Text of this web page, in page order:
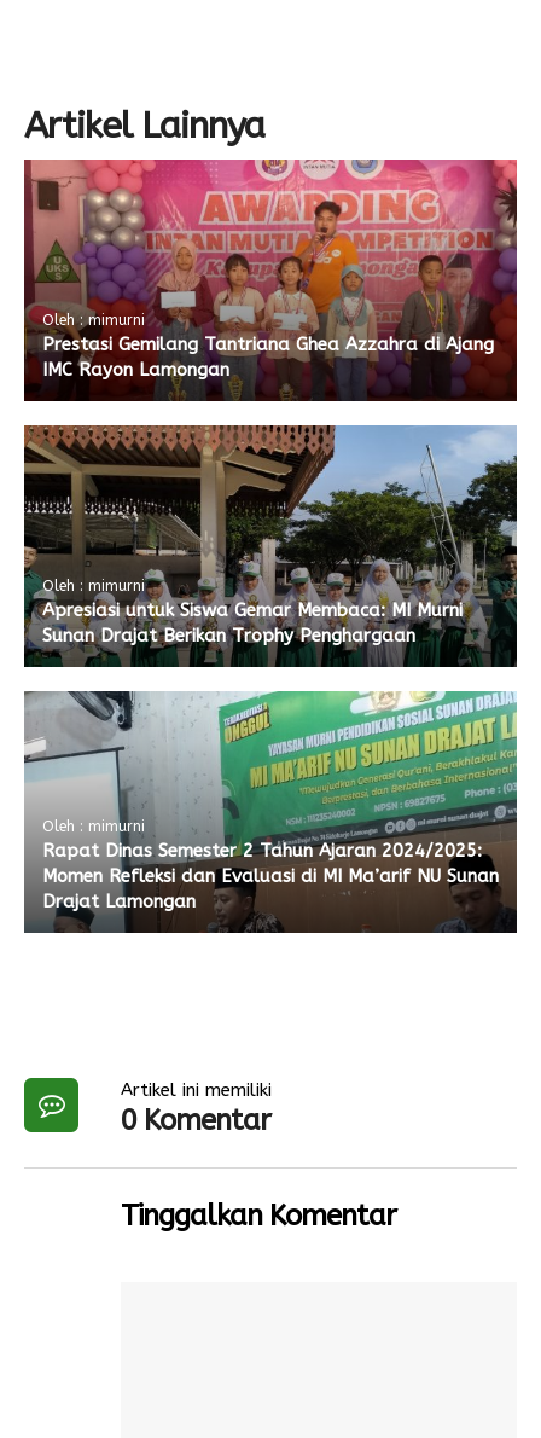
Artikel Lainnya
Oleh : mimurni
Prestasi Gemilang Tantriana Ghea Azzahra di Ajang
IMC Rayon Lamongan
Oleh : mimurni
Apresiasi untuk Siswa Gemar Membaca: MI Murni
Sunan Drajat Berikan Trophy Penghargaan
Oleh : mimurni
Rapat Dinas Semester 2 Tahun Ajaran 2024/2025:
Momen Refleksi dan Evaluasi di MI Ma’arif NU Sunan
Drajat Lamongan
Artikel ini memiliki
0 Komentar
Tinggalkan Komentar